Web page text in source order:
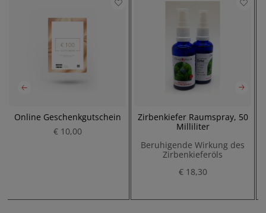
Online Geschenkgutschein
€ 10,00
Zirbenkiefer Raumspray, 50
Milliliter
Beruhigende Wirkung des
Zirbenkieferöls
€ 18,30
e
e